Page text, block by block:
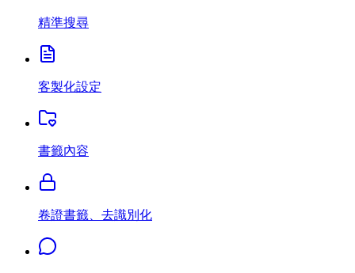
精準搜尋
客製化設定
書籤內容
卷證書籤、去識別化